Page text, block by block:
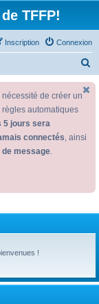
TFFP!
Connexion
Inscription
e
r
nécessité de créer un
règles automatiques
5 jours sera
connectés, ainsi
message.
!